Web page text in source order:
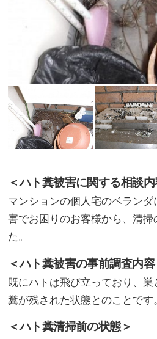
＜ハト糞被害に関する相談内
マンションの個人宅のベラン
害でお困りのお客様から、清掃
た。
＜ハト糞被害の事前調査内容
既にハトは飛び立っており、
糞が残された状態とのことです
＜ハト糞清掃前の状態＞